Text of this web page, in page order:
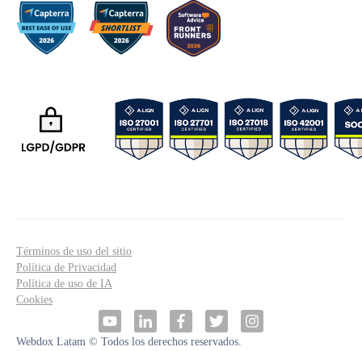
Términos de uso del sitio
Política de Privacidad
Política de uso de IA
Cookies
Webdox Latam © Todos los derechos reservados.